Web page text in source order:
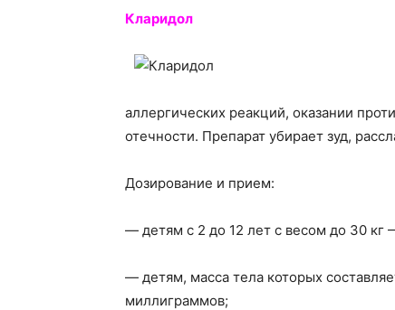
Кларидол
аллергических реакций, оказании
отечности. Препарат убирает зуд,
Дозирование и прием:
— детям с 2 до 12 лет с весом до 30
— детям, масса тела которых
миллиграммов;